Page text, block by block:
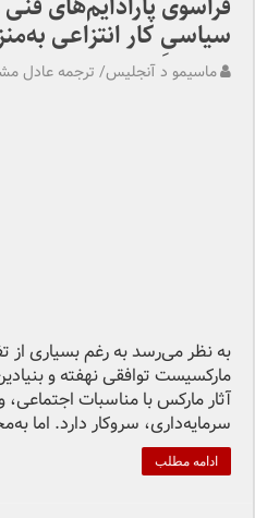
سیاسیِ کار انتزاعی
ماسیمو د آنجلیس/ ترجمه عادل
به نظر می‌رسد به رغم بسیاری از
مارکسیست توافقی نهفته و
آثار مارکس با مناسبات اجتماعی،
سرمایه‌داری، سروکار دارد. اما
ادامه مطلب